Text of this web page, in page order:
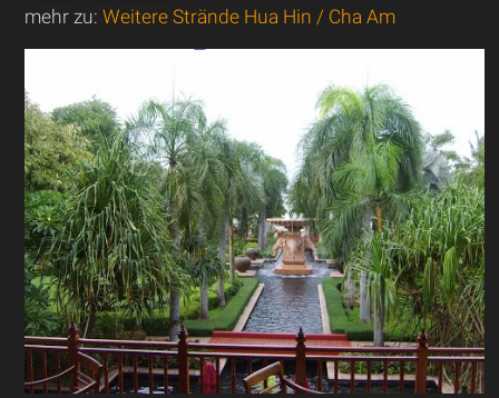
mehr zu:Weitere Strände Hua Hin / Cha Am